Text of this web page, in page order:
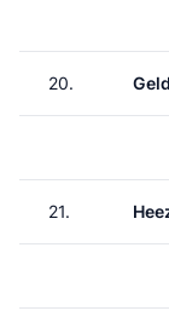
20.
21.